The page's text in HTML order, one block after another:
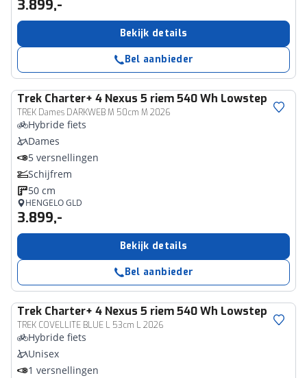
3.899,-
Bekijk details
Bel aanbieder
Trek Charter+ 4 Nexus 5 riem 540 Wh Lowstep
TREK Dames DARKWEB M 50cm M 2026
Hybride fiets
Dames
5 versnellingen
Schijfrem
50 cm
HENGELO GLD
3.899,-
Bekijk details
Bel aanbieder
Trek Charter+ 4 Nexus 5 riem 540 Wh Lowstep
TREK COVELLITE BLUE L 53cm L 2026
Hybride fiets
Unisex
1 versnellingen